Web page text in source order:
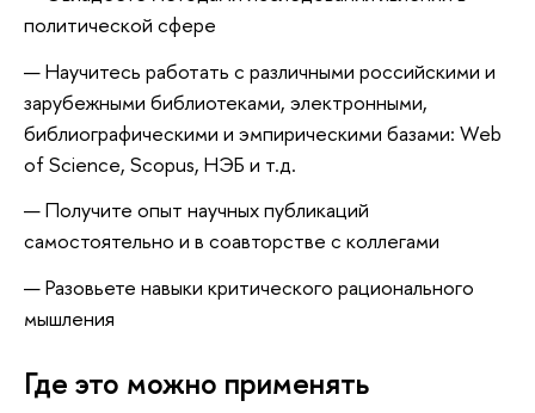
политической сфере
Научитесь работать с различными российскими и
зарубежными библиотеками, электронными,
библиографическими и эмпирическими базами: Web
of Sсience, Scopus, НЭБ и т.д.
Получите опыт научных публикаций
самостоятельно и в соавторстве с коллегами
Разовьете навыки критического рационального
мышления
Где это можно применять